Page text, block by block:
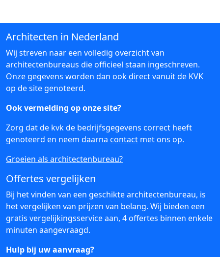
Architecten in Nederland
Wij streven naar een volledig overzicht van
architectenbureaus die officieel staan ingeschreven.
Onze gegevens worden dan ook direct vanuit de KVK
op de site genoteerd.
Ook vermelding op onze site?
Zorg dat de kvk de bedrijfsgegevens correct heeft
genoteerd en neem daarna contact met ons op.
Groeien als architectenbureau?
Offertes vergelijken
Bij het vinden van een geschikte architectenbureau, is
het vergelijken van prijzen van belang. Wij bieden een
gratis vergelijkingsservice aan, 4 offertes binnen enkele
minuten aangevraagd.
Hulp bij uw aanvraag?